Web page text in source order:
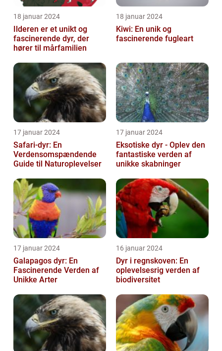
18 januar 2024
Ilderen er et unikt og
fascinerende dyr, der
hører til mårfamilien
18 januar 2024
Kiwi: En unik og
fascinerende fugleart
17 januar 2024
Safari-dyr: En
Verdensomspændende
Guide til Naturoplevelser
17 januar 2024
Eksotiske dyr - Oplev den
fantastiske verden af
unikke skabninger
17 januar 2024
Galapagos dyr: En
Fascinerende Verden af
Unikke Arter
16 januar 2024
Dyr i regnskoven: En
oplevelsesrig verden af
biodiversitet